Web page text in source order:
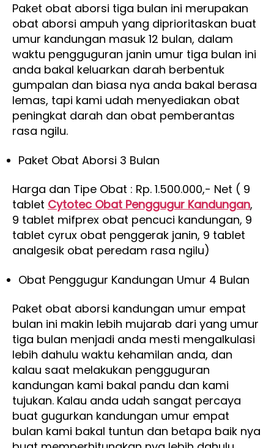
Paket obat aborsi tiga bulan ini merupakan
obat aborsi ampuh yang diprioritaskan buat
umur kandungan masuk 12 bulan, dalam
waktu pengguguran janin umur tiga bulan ini
anda bakal keluarkan darah berbentuk
gumpalan dan biasa nya anda bakal berasa
lemas, tapi kami udah menyediakan obat
peningkat darah dan obat pemberantas
rasa ngilu.
Paket Obat Aborsi 3 Bulan
Harga dan Tipe Obat : Rp. 1.500.000,- Net ( 9
tablet Cytotec Obat Penggugur Kandungan,
9 tablet mifprex obat pencuci kandungan, 9
tablet cyrux obat penggerak janin, 9 tablet
analgesik obat peredam rasa ngilu)
Obat Penggugur Kandungan Umur 4 Bulan
Paket obat aborsi kandungan umur empat
bulan ini makin lebih mujarab dari yang umur
tiga bulan menjadi anda mesti mengalkulasi
lebih dahulu waktu kehamilan anda, dan
kalau saat melakukan pengguguran
kandungan kami bakal pandu dan kami
tujukan. Kalau anda udah sangat percaya
buat gugurkan kandungan umur empat
bulan kami bakal tuntun dan betapa baik nya